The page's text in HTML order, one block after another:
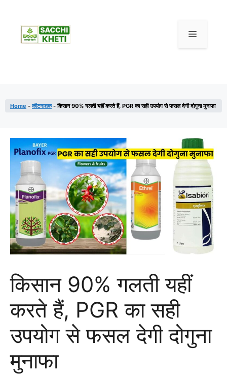
Home - कीटनाशक-किसान 90% गलती यहीं करते हैं, PGR का सही उपयोग से फसल देगी दोगुना मुनाफा
किसान 90% गलती यहीं
करते हैं, PGR का सही
उपयोग से फसल देगी दोगुना
मुनाफा